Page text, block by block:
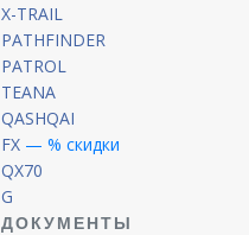
X-TRAIL
PATHFINDER
PATROL
TEANA
QASHQAI
FX — % скидки
QX70
G
ДОКУМЕНТЫ